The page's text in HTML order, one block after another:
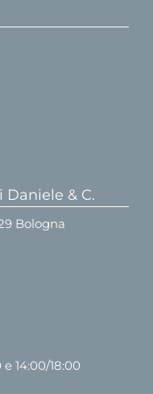
Daniele & C.
Bologna
14:00/18:00